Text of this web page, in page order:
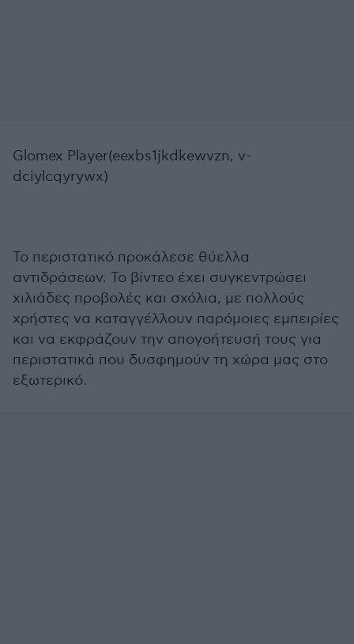
Glomex Player(eexbs1jkdkewvzn, v-
dciylcqyrywx)
Το περιστατικό προκάλεσε θύελλα
αντιδράσεων. Το βίντεο έχει συγκεντρώσει
χιλιάδες προβολές και σχόλια, με πολλούς
χρήστες να καταγγέλλουν παρόμοιες εμπειρίες
και να εκφράζουν την απογοήτευσή τους για
περιστατικά που δυσφημούν τη χώρα μας στο
εξωτερικό.